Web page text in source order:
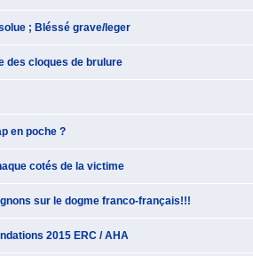
; Bléssé grave/leger
des cloques de brulure
en poche ?
cotés de la victime
sur le dogme franco-français!!!
2015 ERC / AHA